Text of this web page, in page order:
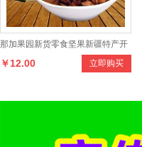
那加果园新货零食坚果新疆特产开
口杏仁 小白杏核250克 立即购买
￥12.00